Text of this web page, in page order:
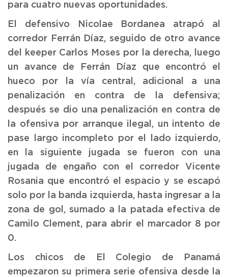
para cuatro nuevas oportunidades.
El defensivo Nicolae Bordanea atrapó al
corredor Ferrán Díaz, seguido de otro avance
del keeper Carlos Moses por la derecha, luego
un avance de Ferrán Díaz que encontró el
hueco por la vía central, adicional a una
penalización en contra de la defensiva;
después se dio una penalización en contra de
la ofensiva por arranque ilegal, un intento de
pase largo incompleto por el lado izquierdo,
en la siguiente jugada se fueron con una
jugada de engaño con el corredor Vicente
Rosania que encontró el espacio y se escapó
solo por la banda izquierda, hasta ingresar a la
zona de gol, sumado a la patada efectiva de
Camilo Clement, para abrir el marcador 8 por
0.
Los chicos de El Colegio de Panamá
empezaron su primera serie ofensiva desde la